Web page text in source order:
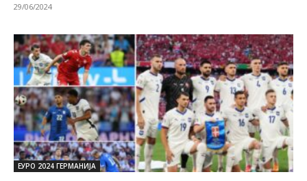
29/06/2024
ЕУРО 2024 ГЕРМАНИЈА